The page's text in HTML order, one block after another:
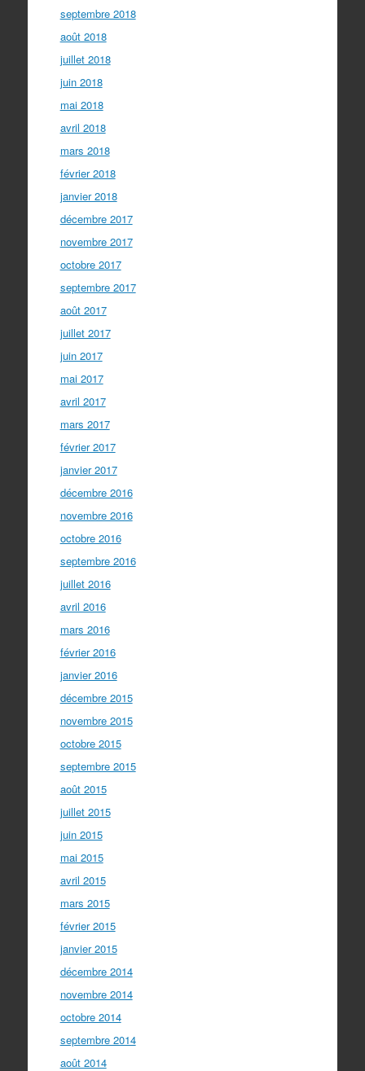
septembre 2018
août 2018
juillet 2018
juin 2018
mai 2018
avril 2018
mars 2018
février 2018
janvier 2018
décembre 2017
novembre 2017
octobre 2017
septembre 2017
août 2017
juillet 2017
juin 2017
mai 2017
avril 2017
mars 2017
février 2017
janvier 2017
décembre 2016
novembre 2016
octobre 2016
septembre 2016
juillet 2016
avril 2016
mars 2016
février 2016
janvier 2016
décembre 2015
novembre 2015
octobre 2015
septembre 2015
août 2015
juillet 2015
juin 2015
mai 2015
avril 2015
mars 2015
février 2015
janvier 2015
décembre 2014
novembre 2014
octobre 2014
septembre 2014
août 2014